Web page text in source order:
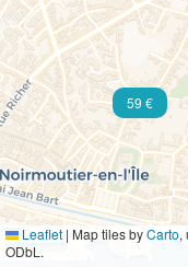
59 €
Leaflet | Map tiles byCarto,
ODbL.